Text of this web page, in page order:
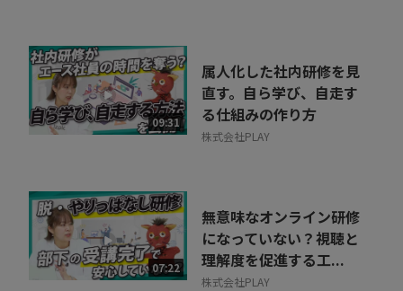
09:31
属人化した社内研修を見
直す。自ら学び、自走す
る仕組みの作り方
株式会社PLAY
07:22
無意味なオンライン研修
になっていない？視聴と
理解度を促進する工...
株式会社PLAY